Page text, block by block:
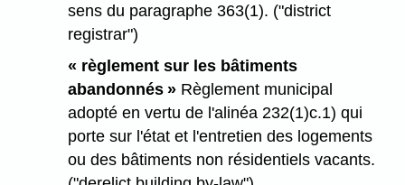
sens du paragraphe 363(1). ("district
registrar")
« règlement sur les bâtiments
abandonnés » Règlement municipal
adopté en vertu de l'alinéa 232(1)c.1) qui
porte sur l'état et l'entretien des logements
ou des bâtiments non résidentiels vacants.